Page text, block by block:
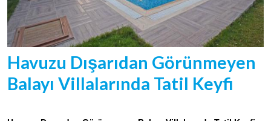
Havuzu Dışarıdan Görünmeyen
Balayı Villalarında Tatil Keyfi